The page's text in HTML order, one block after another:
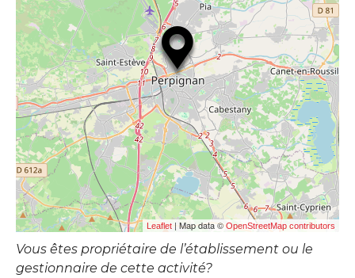
Leaflet | Map data © OpenStreetMap contributors
Vous êtes propriétaire de l’établissement ou le
gestionnaire de cette activité?